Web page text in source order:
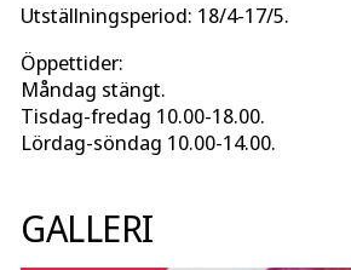
Utställningsperiod: 18/4-17/5.
Öppettider:
Måndag stängt.
Tisdag-fredag 10.00-18.00.
Lördag-söndag 10.00-14.00.
GALLERI